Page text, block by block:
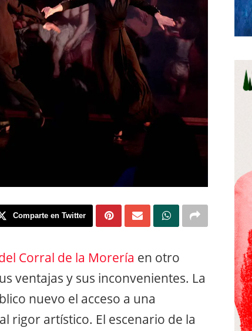
Comparte en Twitter
Corral de la Morería en otro
ventajas y sus inconvenientes. La
nuevo el acceso a una
rigor artístico. El escenario de la